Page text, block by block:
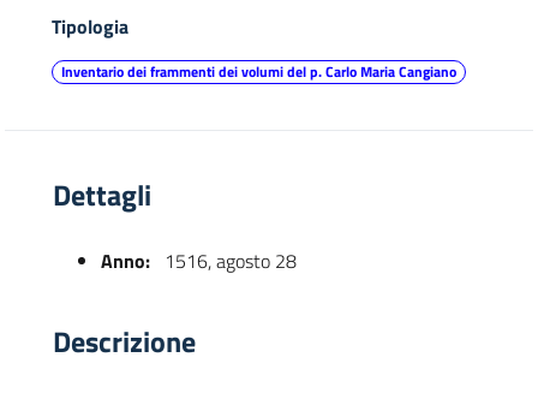
Tipologia
Inventario dei frammenti dei volumi del p. Carlo Maria Cangiano
Dettagli
Anno: 1516, agosto 28
Descrizione